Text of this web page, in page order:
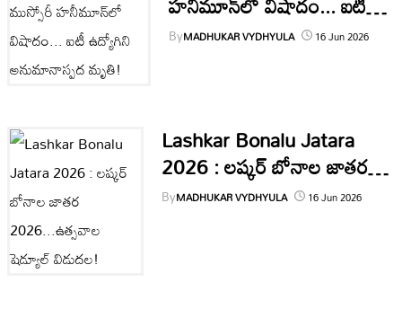
ఉద్యోగిని అనుమానాస్పద మృతి!
ByMADHUKAR VYDHYULA 16 Jun 2026
Lashkar Bonalu Jatara
2026 : లష్కర్ బోనాల జాతర
2026...ఉత్సవాల షెడ్యూల్
ByMADHUKAR VYDHYULA 16 Jun 2026